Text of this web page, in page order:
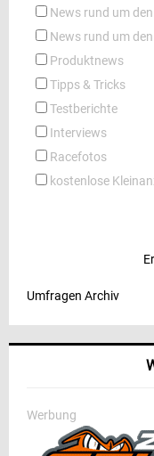
News rund um
News rund um
Produktnews
Tipps & Tricks
Testberichte
Interviews
Racefotos
kostenlose
Umfragen Archiv
Werbung